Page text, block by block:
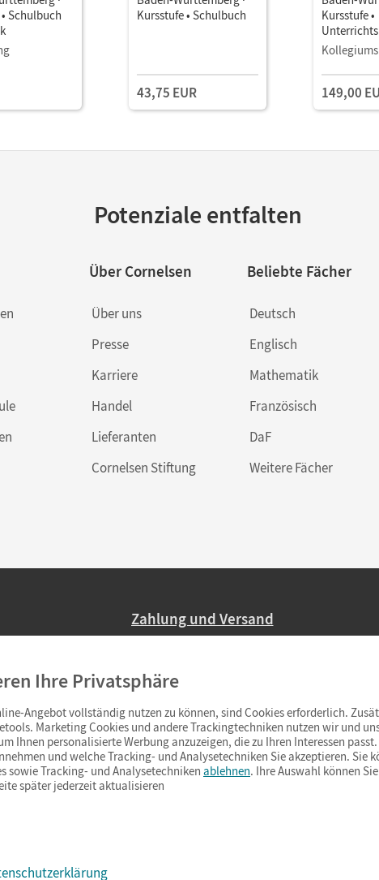
Schulbuch
Kursstufe • Schulbuch
43,75 EUR
Kursstufe •
Book mit
und
149,00
Potenziale entfalten
Über Cornelsen
Über uns
Presse
Karriere
Handel
Lieferanten
Cornelsen Stiftung
Beliebte Fächer
Deutsch
Englisch
Mathematik
Französisch
DaF
Weitere Fächer
Zahlung und Versand
Ab 59,– EUR Bestellwert liefern wir
(Lieferung in 3–6 Tagen).
& Co.
Ihre Privatsphäre
Angebot vollständig nutzen zu können, sind Cookies erforderlich.
Marketing Cookies und andere Trackingtechniken nutzen wir und
Ihnen personalisierte Werbung anzuzeigen, die zu Ihren Interessen
und welche Tracking- und Analysetechniken Sie akzeptieren. Sie
sowie Tracking- und Analysetechniken ablehnen. Ihre Auswahl können
später jederzeit aktualisieren